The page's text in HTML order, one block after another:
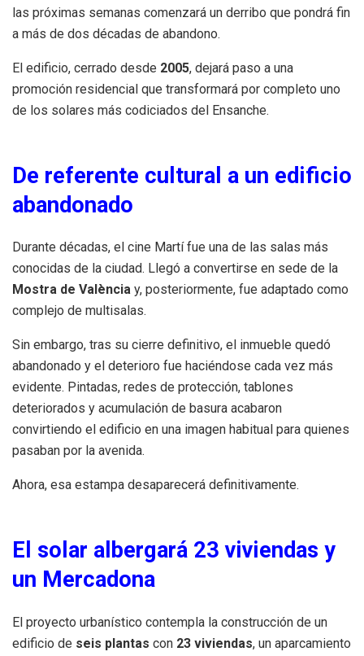
las próximas semanas comenzará un derribo que pondrá fin
a más de dos décadas de abandono.
El edificio, cerrado desde 2005, dejará paso a una
promoción residencial que transformará por completo uno
de los solares más codiciados del Ensanche.
De referente cultural a un edificio
abandonado
Durante décadas, el cine Martí fue una de las salas más
conocidas de la ciudad. Llegó a convertirse en sede de la
Mostra de València y, posteriormente, fue adaptado como
complejo de multisalas.
Sin embargo, tras su cierre definitivo, el inmueble quedó
abandonado y el deterioro fue haciéndose cada vez más
evidente. Pintadas, redes de protección, tablones
deteriorados y acumulación de basura acabaron
convirtiendo el edificio en una imagen habitual para quienes
pasaban por la avenida.
Ahora, esa estampa desaparecerá definitivamente.
El solar albergará 23 viviendas y
un Mercadona
El proyecto urbanístico contempla la construcción de un
edificio de seis plantas con 23 viviendas, un aparcamiento